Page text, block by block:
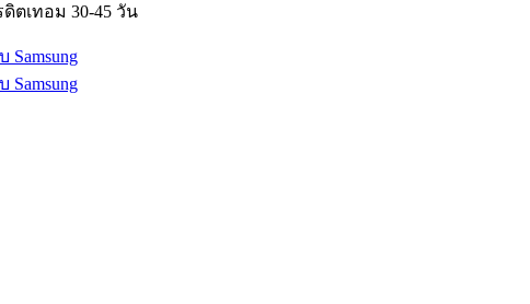
ตเทอม 30-45 วัน